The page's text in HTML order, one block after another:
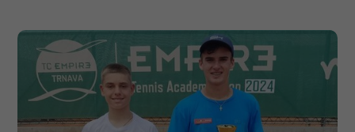
Zweck
Einstellungen. Unter anderem eine
zufällig generierte ID, für die
historische Speicherung Ihrer
vorgenommen Einstellungen, falls der
Webseiten-Betreiber dies eingestellt
hat.